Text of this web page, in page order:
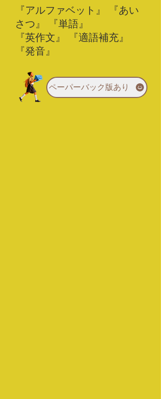
『アルファベット』 『あい
さつ』 『単語』
『英作文』 『適語補充』
『発音』
ペーパーバック版あり